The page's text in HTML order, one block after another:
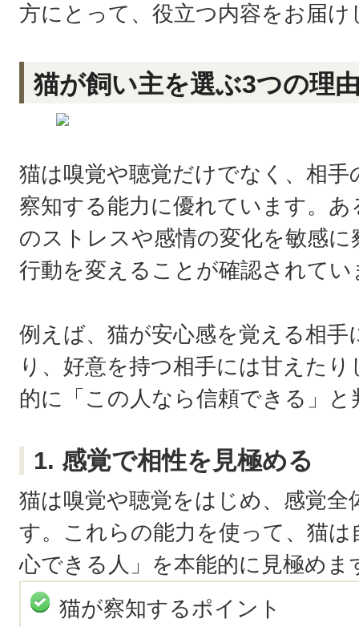
方にとって、役立つ内容をお届け
猫が飼い主を選ぶ3つの理
猫は嗅覚や聴覚だけでなく、相
察知する能力に優れています。
のストレスや感情の変化を敏感
行動を変えることが確認されてい
例えば、猫が安心感を覚える相
り、好意を持つ相手には甘えた
的に「この人なら信頼できる」
1. 感覚で相性を見極める
猫は嗅覚や聴覚をはじめ、感覚全
す。これらの能力を使って、猫
心できる人」を本能的に見極めま
猫が察知するポイント